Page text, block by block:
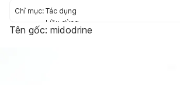
Chỉ mục: Tác dụng
Liều dùng
Cách dùng
Tên gốc: midodrine